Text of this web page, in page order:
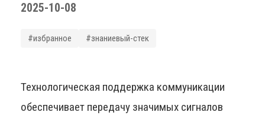
2025-10-08
#избранное #знаниевый-стек
Технологическая поддержка коммуникации
обеспечивает передачу значимых сигналов